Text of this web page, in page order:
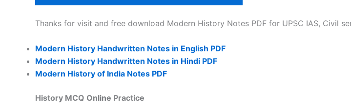
Thanks for visit and free download Modern History Notes PDF for UPSC IAS, Civil
Modern History Handwritten Notes in English PDF
Modern History Handwritten Notes in Hindi PDF
Modern History of India Notes PDF
History MCQ Online Practice